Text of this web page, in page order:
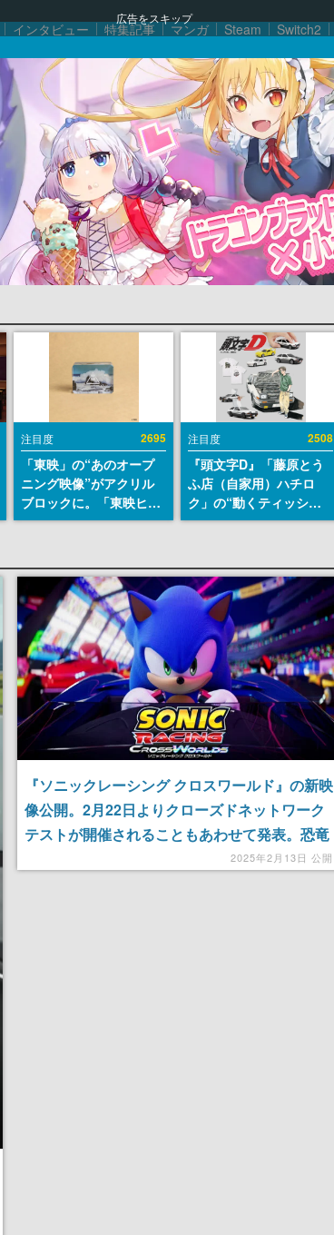
広告をスキップ
インタビュー 特集記事 マンガ Steam Switch2
注目度 2695
「東映」の“あのオープ
ニング映像”がアクリル
ブロックに。「東映ヒス
トリカル グッズコレクシ
注目度 2508
『頭文字D』「藤原とう
ふ店（自家用）ハチロ
ク」の“動くティッシュ
ケース”が買えるポップ
群馬の「イオンモール高
崎」にて、8月11日から8
月20日までの期間限定で
開催予定
『ソニックレーシング クロスワールド』の新映
像公開。2月22日よりクローズドネットワーク
テストが開催されることもあわせて発表。恐竜
のいる世界や海賊船、近未来都市などさまざま
2025年2月13日 公開